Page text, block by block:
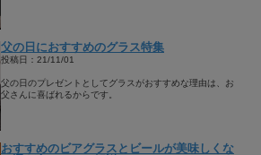
父の日におすすめのグラス特集
投稿日：21/11/01
父の日のプレゼントとしてグラスがおすすめな理由は、お
父さんに喜ばれるからです。
おすすめのビアグラスとビールが美味しくな